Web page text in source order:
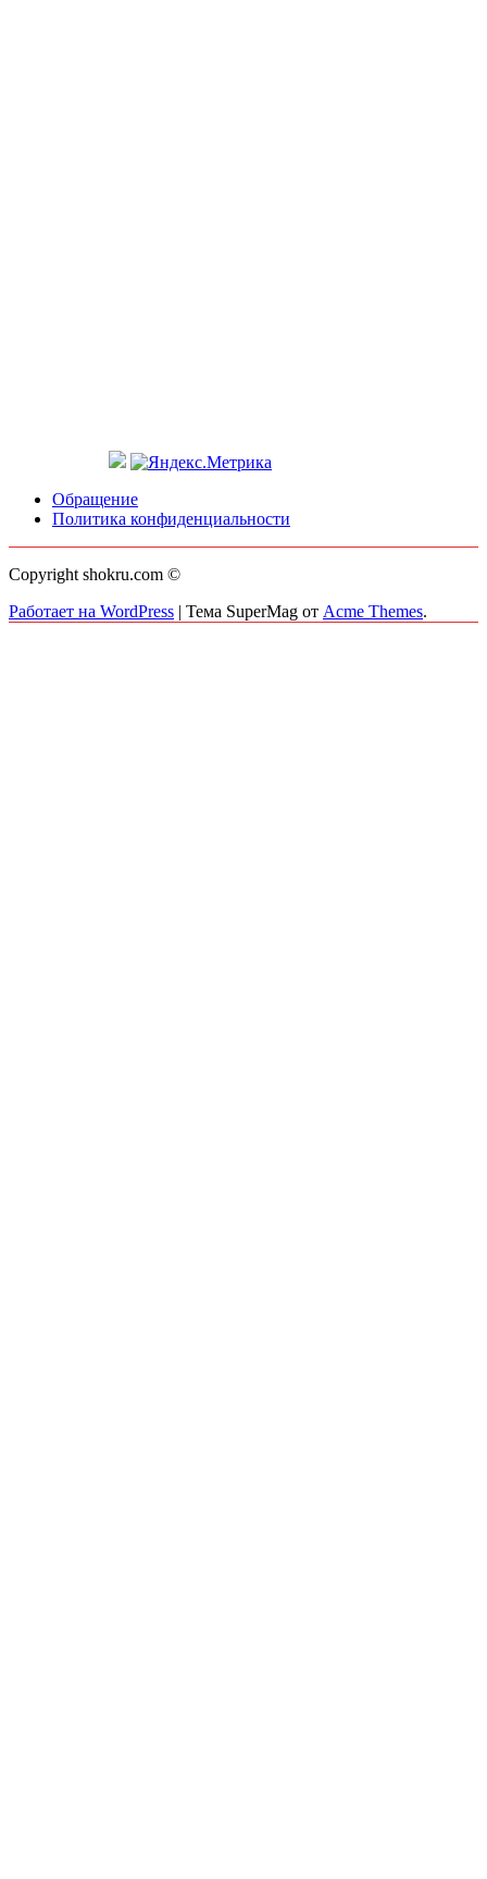
Обращение
Политика конфиденциальности
Copyright shokru.com ©
Работает на WordPress | Тема SuperMag от Acme Themes.